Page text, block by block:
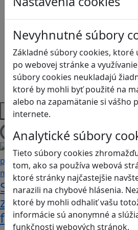
Nevyhnutné súbory
Základné súbory cookies, ktoré
po webovej stránke a
súbory cookies neukladajú
ktoré by mohli byť použité na
alebo na zapamätanie si vášho
internete.
Analytické súbory
Tieto súbory cookies
tom, ako sa používa webová
ktoré stránky najčastejšie
narazili na chybové hlásenia.
ktoré by mohli odhaliť vašu
informácie sú anonymné a
funkčnosti webových stránok.
Motorika a koncentrácia
Programovanie/Technika
Sociálne zručnosti a
Strategické myslenie
Zdravie a pohyb
Platformy
Načítam blogy
Stanete sa
zdieľať iba pravdivé,
fakty? Dozviete sa v